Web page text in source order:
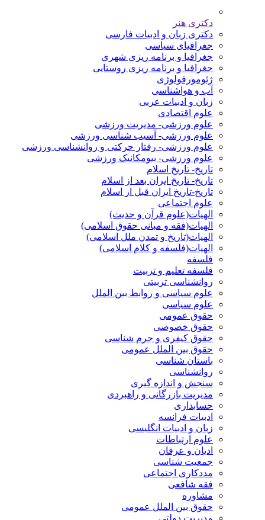
دکتری هنر
دکتری زبان و ادبیات فارسی
جغرافیای سیاسی
جغرافیا و برنامه ریزی شهری
جغرافیا و برنامه ریزی روستایی
ژئومورفولوژی
آب و هواشناسی
زبان و ادبیات عربی
علوم اقتصادی
علوم ورزشی- مدیریت ورزشی
علوم ورزشی- آسیب شناسی ورزشی
علوم ورزشی- رفتار حرکتی و روانشناسی ورزشی
علوم ورزشی- بیومکانیک ورزشی
تاریخ- تاریخ اسلام
تاریخ- تاریخ ایران بعد از اسلام
تاریخ-تاریخ ایران قبل از اسلام
علوم اجتماعی
الهیات(علوم قرآن و حدیث)
الهیات(فقه و مبانی حقوق اسلامی)
الهیات(تاریخ و تمدن ملل اسلامی)
الهیات(فلسفه و کلام اسلامی)
فلسفه
فلسفه تعلیم و تربیت
روانشناسی تربیتی
علوم سیاسی و روابط بین الملل
علوم سیاسی
حقوق عمومی
حقوق خصوصی
حقوق کیفری و جرم شناسی
حقوق بین الملل عمومی
باستان شناسی
روانشناسی
سنجش و اندازه گیری
مدیریت بازرگانی و راهبردی
حسابداری
ادبیات فرانسه
زبان و ادبیات انگلیسی
علوم ارتباطات
ادیان و عرفان
جمعیت شناسی
مددکاری اجتماعی
فقه شافعی
مشاوره
حقوق بین الملل عمومی
مدیریت دولتی